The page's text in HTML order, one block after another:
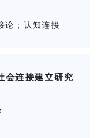
论；认知连接
会连接建立研究